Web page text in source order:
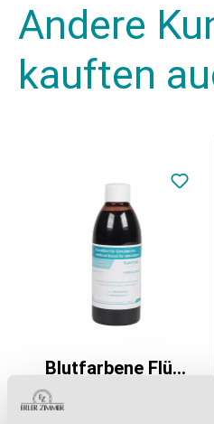
Andere
kauften
Blutfarbene Flüssigkeit, 250 ml
41,65 €*